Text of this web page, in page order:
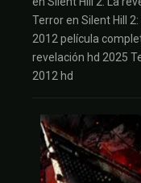
Terror en Silent Hill
2012 película
revelación hd 2025
2012 hd